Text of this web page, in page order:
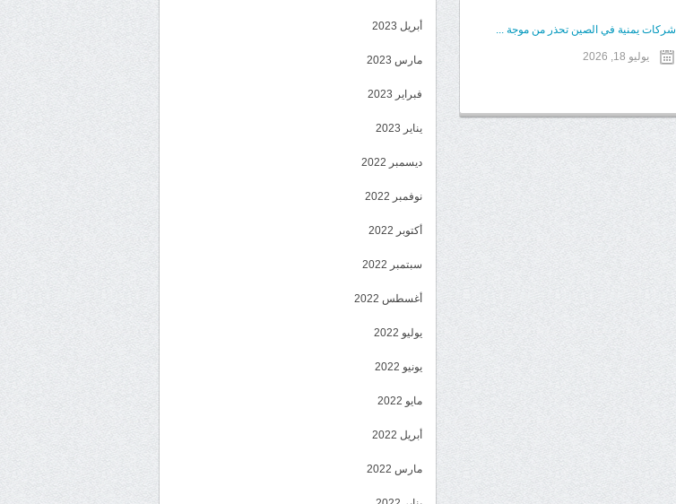
شركات يمنية في الصين تحذر من موجة ...
يوليو 18, 2026
أبريل 2023
مارس 2023
فبراير 2023
يناير 2023
ديسمبر 2022
نوفمبر 2022
أكتوبر 2022
سبتمبر 2022
أغسطس 2022
يوليو 2022
يونيو 2022
مايو 2022
أبريل 2022
مارس 2022